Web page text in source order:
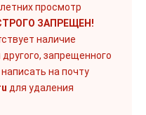
просмотр
ЗАПРЕЩЕН!
наличие
запрещенного
на почту
для удаления